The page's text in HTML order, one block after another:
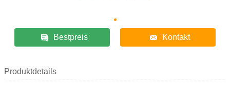
Bestpreis Kontakt
Produktdetails